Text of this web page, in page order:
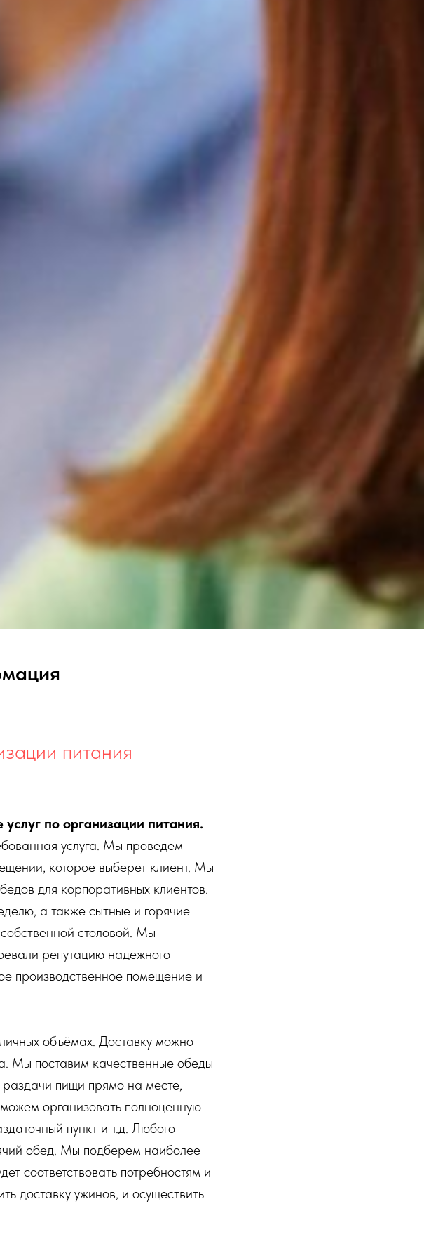
питания
по организации питания.
услуга. Мы проведем
которое выберет клиент. Мы
для корпоративных клиентов.
а также сытные и горячие
столовой. Мы
репутацию надежного
производственное помещение и
объёмах. Доставку можно
Мы поставим качественные обеды
пищи прямо на месте,
организовать полноценную
пункт и т.д. Любого
обед. Мы подберем наиболее
соответствовать потребностям и
доставку ужинов, и осуществить